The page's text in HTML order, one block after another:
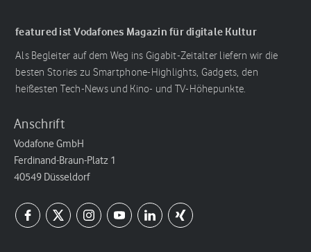
featured ist Vodafones Magazin für digitale Kultur
Als Begleiter auf dem Weg ins Gigabit-Zeitalter liefern wir die
besten Stories zu Smartphone-Highlights, Gadgets, den
heißesten Tech-News und Kino- und TV-Höhepunkte.
Anschrift
Vodafone GmbH
Ferdinand-Braun-Platz 1
40549 Düsseldorf